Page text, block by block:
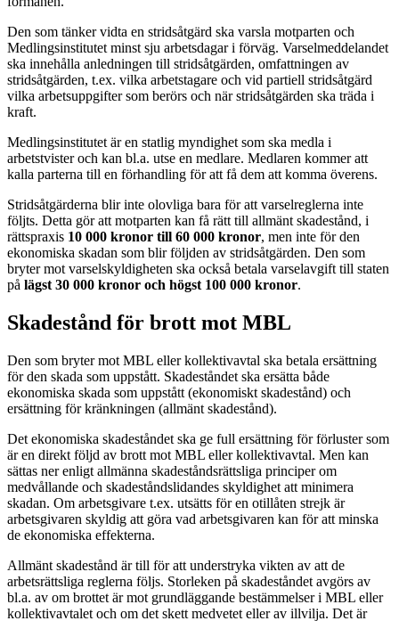
Den som tänker vidta en stridsåtgärd ska varsla motparten och
Medlingsinstitutet minst sju arbetsdagar i förväg. Varselmeddelandet
ska innehålla anledningen till stridsåtgärden, omfattningen av
stridsåtgärden, t.ex. vilka arbetstagare och vid partiell stridsåtgärd
vilka arbetsuppgifter som berörs och när stridsåtgärden ska träda i
kraft.
Medlingsinstitutet är en statlig myndighet som ska medla i
arbetstvister och kan bl.a. utse en medlare. Medlaren kommer att
kalla parterna till en förhandling för att få dem att komma överens.
Stridsåtgärderna blir inte olovliga bara för att varselreglerna inte
följts. Detta gör att motparten kan få rätt till allmänt skadestånd, i
rättspraxis 10 000 kronor till 60 000 kronor, men inte för den
ekonomiska skadan som blir följden av stridsåtgärden. Den som
bryter mot varselskyldigheten ska också betala varselavgift till staten
på lägst 30 000 kronor och högst 100 000 kronor.
Skadestånd för brott mot MBL
Den som bryter mot MBL eller kollektivavtal ska betala ersättning
för den skada som uppstått. Skadeståndet ska ersätta både
ekonomiska skada som uppstått (ekonomiskt skadestånd) och
ersättning för kränkningen (allmänt skadestånd).
Det ekonomiska skadeståndet ska ge full ersättning för förluster som
är en direkt följd av brott mot MBL eller kollektivavtal. Men kan
sättas ner enligt allmänna skadeståndsrättsliga principer om
medvållande och skadeståndslidandes skyldighet att minimera
skadan. Om arbetsgivare t.ex. utsätts för en otillåten strejk är
arbetsgivaren skyldig att göra vad arbetsgivaren kan för att minska
de ekonomiska effekterna.
Allmänt skadestånd är till för att understryka vikten av att de
arbetsrättsliga reglerna följs. Storleken på skadeståndet avgörs av
bl.a. av om brottet är mot grundläggande bestämmelser i MBL eller
kollektivavtalet och om det skett medvetet eller av illvilja. Det är